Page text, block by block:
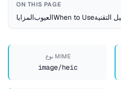
ON THIS PAGE
المزاياالعيوبWhen to Useالتقنية
نوع MIME
image/heic